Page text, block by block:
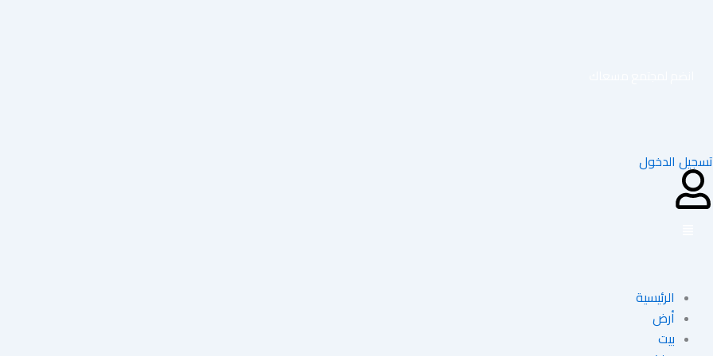
تسجيل الدخول
الرئيسية
أرض
بيت